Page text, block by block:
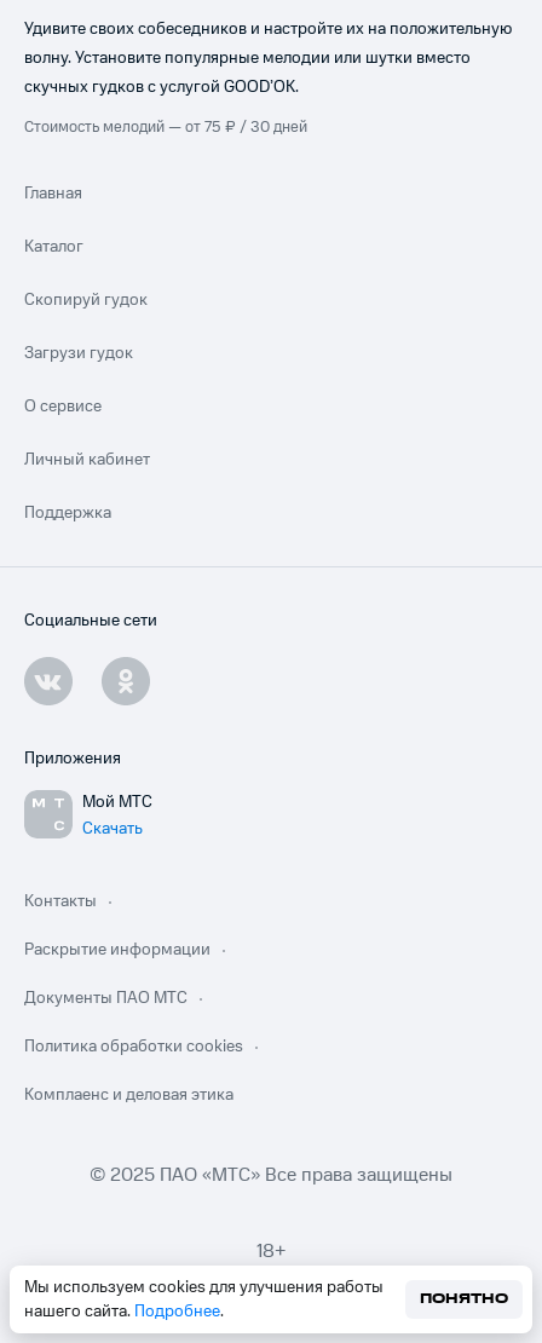
Мы используем cookies для улучшения работы
нашего сайта. Подробнее.
ПОНЯТНО
Удивите своих собеседников и настройте их на положительную
волну. Установите популярные мелодии или шутки вместо
скучных гудков с услугой GOOD’OK.
Стоимость мелодий — от 75 ₽ / 30 дней
Главная
Каталог
Скопируй гудок
Загрузи гудок
О сервисе
Личный кабинет
Поддержка
Социальные сети
Приложения
Мой МТС
Скачать
Контакты
Раскрытие информации
Документы ПАО МТС
Политика обработки cookies
Комплаенс и деловая этика
© 2025 ПАО «МТС» Все права защищены
18+